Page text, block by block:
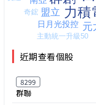
近期查看個股
8299
群聯